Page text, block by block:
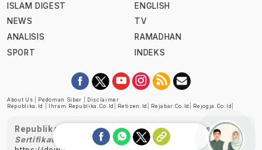
ISLAM DIGEST
NEWS
ANALISIS
SPORT
ENGLISH
TV
RAMADHAN
INDEKS
About Us Pedoman Siber
Disclaimer
Republika.id
Ihram.republika.co.id Retizen.id Rejabar.co.id Rejogja.co.id
Republika telah diverifikasi oleh Dewan Pers
Sertifikat Nomor 1058/DP-Verifikasi/K/XII/2022